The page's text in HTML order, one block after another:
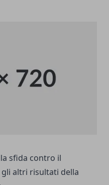
sfida contro il
altri risultati della